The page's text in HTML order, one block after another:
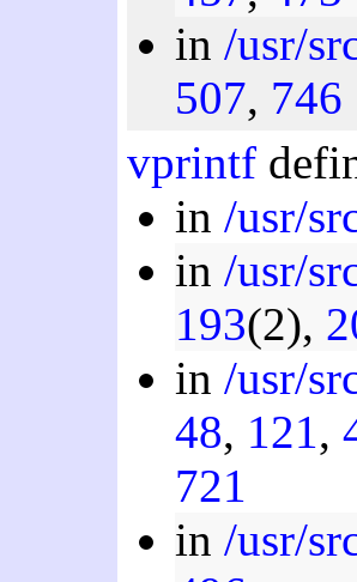
in /usr/
507, 746
vprintf
in /usr/
in /usr/
193(2),
in /usr/
48, 121,
721
in /usr/